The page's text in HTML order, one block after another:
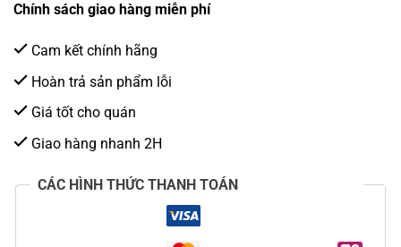
Chính sách giao hàng miễn phí
Cam kết chính hãng
Hoàn trả sản phẩm lỗi
Giá tốt cho quán
Giao hàng nhanh 2H
CÁC HÌNH THỨC THANH TOÁN